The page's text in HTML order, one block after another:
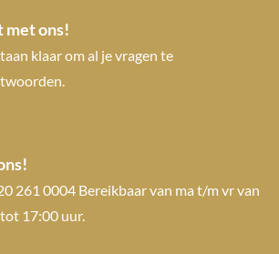
met ons!
klaar om al je vragen te
261 0004 Bereikbaar van ma t/m vr van
17:00 uur.